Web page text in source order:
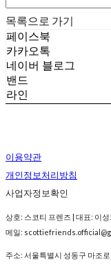
목록으로 가기
페이스북
카카오톡
네이버 블로그
밴드
라인
이용약관
개인정보처리방침
사업자정보확인
상호: 스코티 프렌즈 | 대표: 이
메일:
주소: 서울특별시 성동구 마조